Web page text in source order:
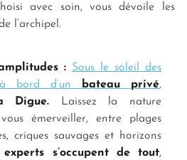
avec soin, vous dévoile les
l’archipel.
: Sous le soleil des
à bord d’un
bateau privé,
Digue.
Laissez la nature
vous émerveiller, entre plages
criques sauvages et horizons
experts s’occupent de tout,